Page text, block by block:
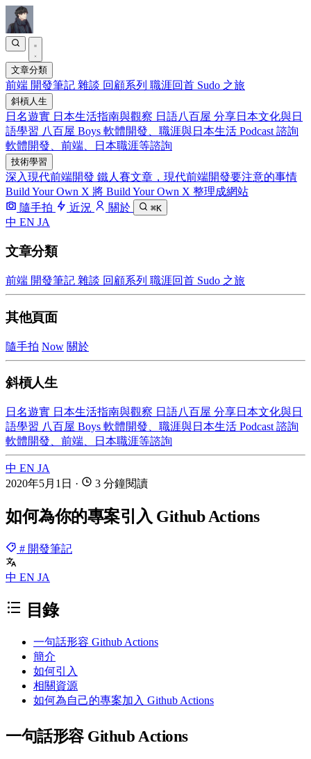
文章分類
前端 開發筆記 雜談 回顧系列 職涯回首 Sudo 之旅
斜槓人生
日名遊實 日本生活指南與觀察 日語八百屋 分享日本文化與日
語學習 八百屋 Boys 軟體開發、職涯與日本生活 Podcast 諮詢
軟體開發、前端、日本職涯等諮詢
技術學習
深入現代前端開發 鐵人賽文章，現代前端開發要注意的事情
Build Your Own X 將 Build Your Own X 整理成網站
隨手拍
近況 關於 ⌘K
中 EN JA
文章分類
前端 開發筆記 雜談 回顧系列 職涯回首 Sudo 之旅
其他頁面
隨手拍 Now 關於
斜槓人生
日名遊實 日本生活指南與觀察 日語八百屋 分享日本文化與日
語學習 八百屋 Boys 軟體開發、職涯與日本生活 Podcast 諮詢
軟體開發、前端、日本職涯等諮詢
中 EN JA
2020年5月1日 · 3 分鐘閱讀
如何為你的專案引入 Github Actions
# 開發筆記
中 EN JA
目錄
一句話形容 Github Actions
簡介
如何引入
相關資源
如何為自己的專案加入 Github Actions
一句話形容 Github Actions